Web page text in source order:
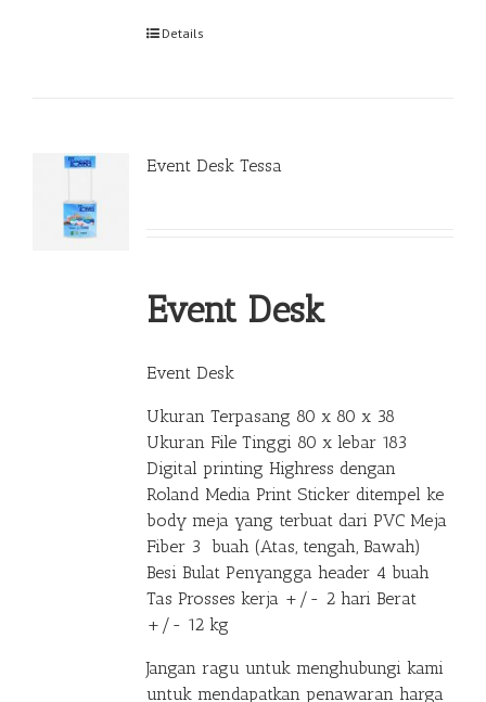
Details
Event Desk Tessa
Event Desk
Event Desk
Ukuran Terpasang 80 x 80 x 38
Ukuran File Tinggi 80 x lebar 183
Digital printing Highress dengan
Roland Media Print Sticker ditempel ke
body meja yang terbuat dari PVC Meja
Fiber 3 buah (Atas, tengah, Bawah)
Besi Bulat Penyangga header 4 buah
Tas Prosses kerja +/- 2 hari Berat
+/- 12 kg
Jangan ragu untuk menghubungi kami
untuk mendapatkan penawaran harga